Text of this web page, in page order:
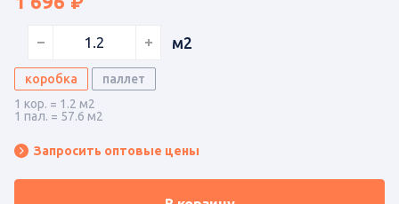
м2
коробка
паллет
1 кор. = 1.2 м2
1 пал. = 57.6 м2
Запросить оптовые цены